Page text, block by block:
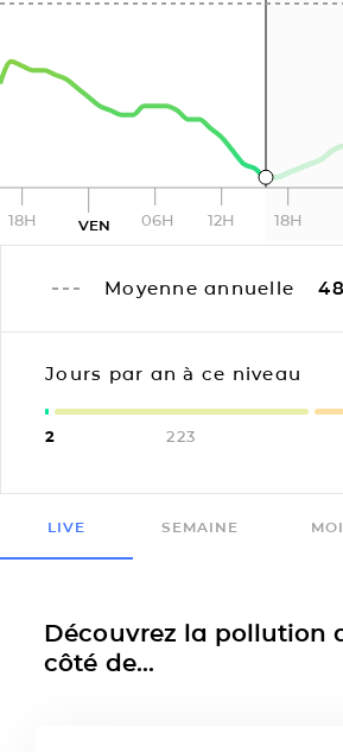
18H VEN 06H 12H 18H
Moyenne annuelle 48
Jours par an à ce niveau
2 223
LIVE SEMAINE
Découvrez la pollution
côté de...